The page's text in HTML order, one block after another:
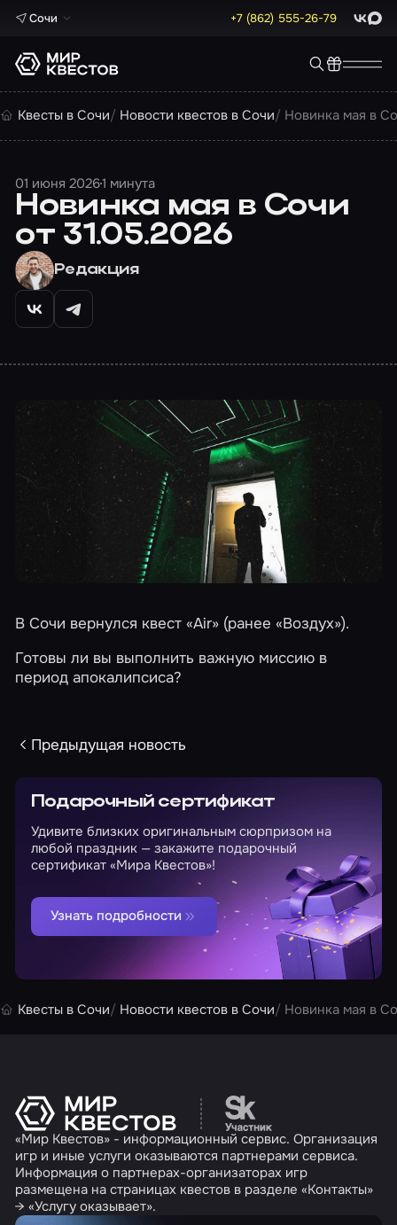
Сочи +7 (862) 555-26-79 Max
Квесты в Сочи Новости квестов в Сочи Новинка мая в
01 июня 20261 минута
Новинка мая в Сочи
от 31.05.2026
Редакция
В Сочи вернулся квест«Air» (ранее «Воздух»).
Готовы ли вы выполнить важную миссию в
период апокалипсиса?
Предыдущая новость
Подарочный сертификат
Удивите близких оригинальным сюрпризом на
любой праздник — закажите подарочный
сертификат «Мира Квестов»!
Узнать подробности
Квесты в Сочи Новости квестов в Сочи Новинка мая в
Перейти на сайт
«Мир Квестов» - информационный сервис. Организация
игр и иные услуги оказываются партнерами сервиса.
Информация о партнерах-организаторах игр
размещена на страницах квестов в разделе «Контакты»
→ «Услугу оказывает».